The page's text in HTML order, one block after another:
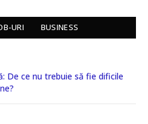
URI BUSINESS
De ce nu trebuie să fie dificile